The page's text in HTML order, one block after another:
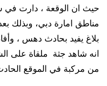
حيث ان الوقعة ، دارت في
مناطق امارة دبي، وبذلك
بلاغ يفيد بحادث دهس ،
انه شاهد جثة ملقاة على
من مركبة في الموقع